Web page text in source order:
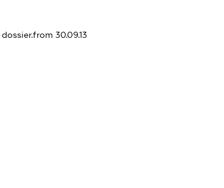
dossier.from 30.09.13